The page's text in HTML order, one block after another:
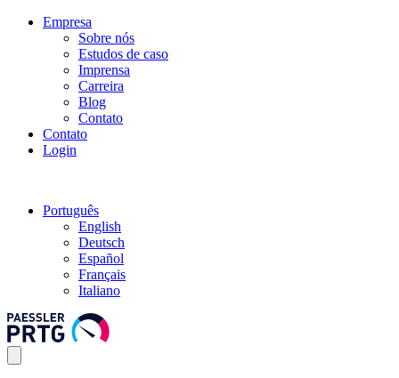
Empresa
Sobre nós
Estudos de caso
Imprensa
Carreira
Blog
Contato
Contato
Login
Português
English
Deutsch
Español
Français
Italiano